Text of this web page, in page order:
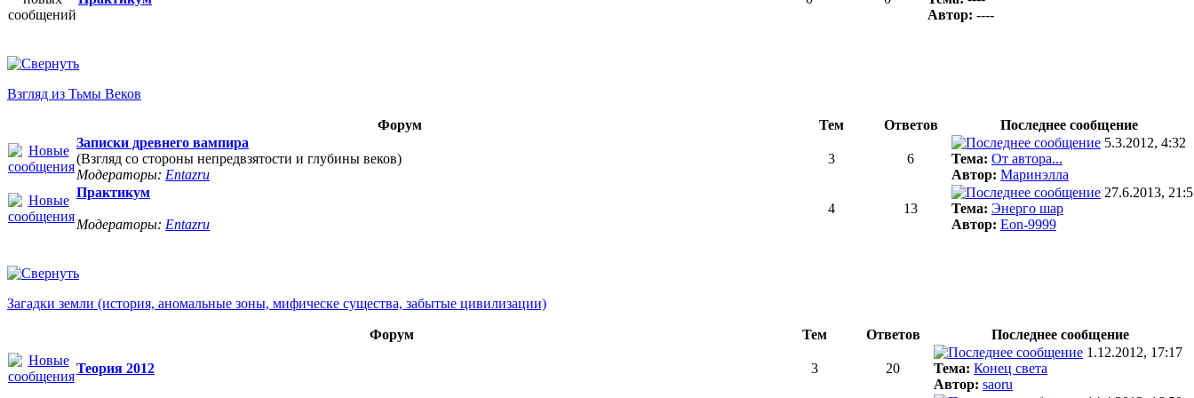
Автор: ----
Взгляд из Тьмы Веков
Форум Тем Ответов
Последнее сообщение
Записки древнего вампира
(Взгляд со стороны непредвзятости и глубины веков)
Модераторы: Entazru
3 6
5.3.2012, 4:32
Тема: От автора...
Автор: Маринэлла
Практикум
Модераторы: Entazru
4 13
27.6.2013,
Тема: Энерго шар
Автор: Eon-9999
Загадки земли (история, аномальные зоны, мифическе существа, забытые цивилизации)
Форум Тем Ответов Последнее сообщение
Теория 2012 3 20
1.12.2012, 17:17
Тема: Конец света
Автор: saoru